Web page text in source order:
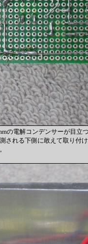
の電解コンデンサーが目
される下側に敢えて取り